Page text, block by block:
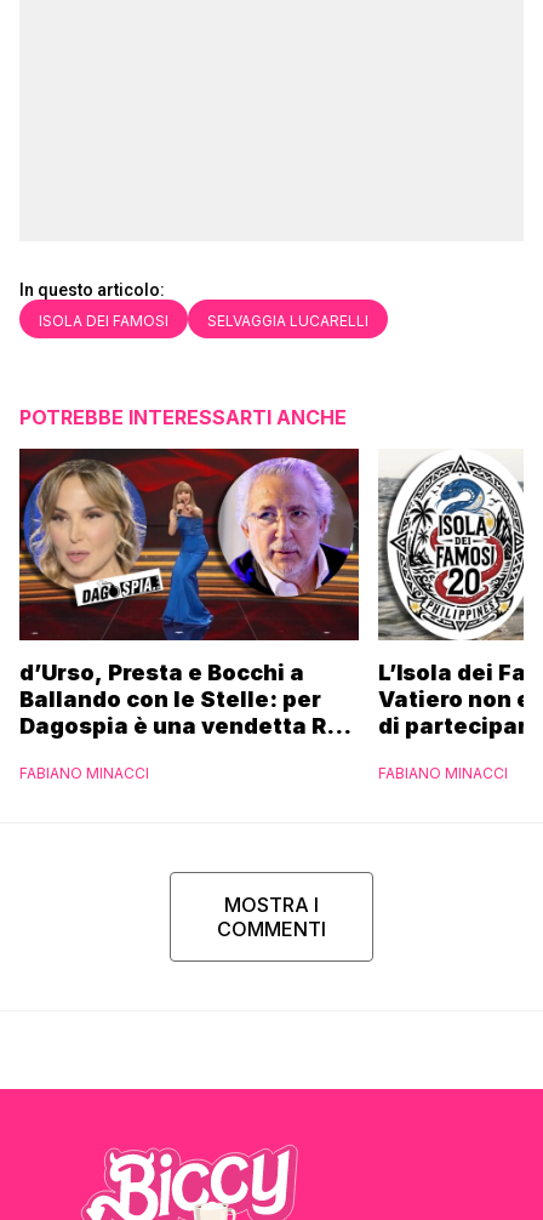
In questo articolo:
ISOLA DEI FAMOSI SELVAGGIA LUCARELLI
POTREBBE INTERESSARTI ANCHE
d’Urso, Presta e Bocchi a
Ballando con le Stelle: per
Dagospia è una vendetta Rai
FABIANO MINACCI
L’Isola dei
Vatiero non
di
FABIANO MINACCI
MOSTRA I
COMMENTI